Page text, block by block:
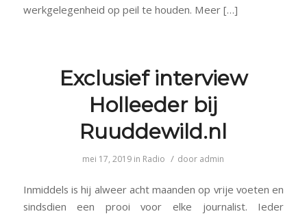
werkgelegenheid op peil te houden. Meer […]
Exclusief interview
Holleeder bij
Ruuddewild.nl
mei 17, 2019 in Radio / door admin
Inmiddels is hij alweer acht maanden op vrije voeten en
sindsdien een prooi voor elke journalist. Ieder